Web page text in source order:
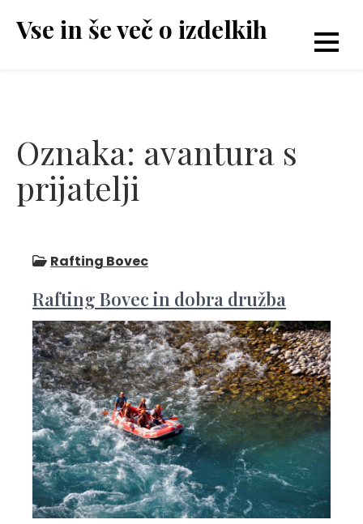
Vse in še več o izdelkih
Oznaka: avantura s
prijatelji
Rafting Bovec
Rafting Bovec in dobra družba